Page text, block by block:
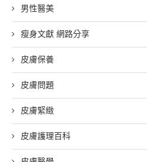
男性醫美
瘦身文獻 網路分享
皮膚保養
皮膚問題
皮膚緊緻
皮膚護理百科